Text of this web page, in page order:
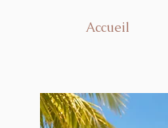
Accueil